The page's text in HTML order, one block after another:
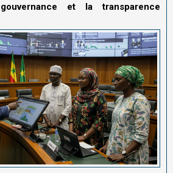
et la transparence